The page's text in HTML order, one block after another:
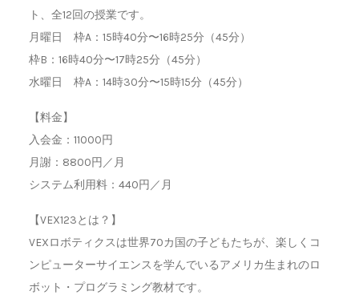
ト、全12回の授業です。
月曜日 枠A：15時40分〜16時25分（45分）
枠B：16時40分〜17時25分（45分）
水曜日 枠A：14時30分〜15時15分（45分）
【料金】
入会金：11000円
月謝：8800円／月
システム利用料：440円／月
【VEX123とは？】
VEXロボティクスは世界70カ国の子どもたちが、楽しくコ
ンピューターサイエンスを学んでいるアメリカ生まれのロ
ボット・プログラミング教材です。